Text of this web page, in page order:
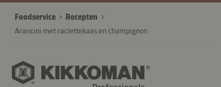
Foodservice
Recepten
Arancini met raclettekaas en champignon